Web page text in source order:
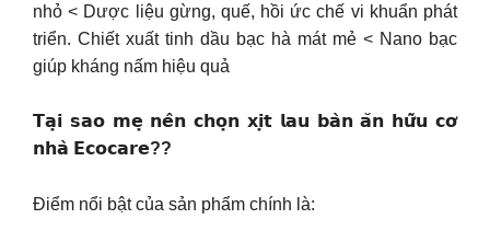
nhỏ < Dược liệu gừng, quế, hồi ức chế vi khuẩn phát
triển. Chiết xuất tinh dầu bạc hà mát mẻ < Nano bạc
giúp kháng nấm hiệu quả
𝗧𝗮̣𝗶 𝘀𝗮𝗼 𝗺𝗲̣ 𝗻𝗲̂𝗻 𝗰𝗵𝗼̣𝗻 𝘅𝗶̣𝘁 𝗹𝗮𝘂 𝗯𝗮̀𝗻 𝗮̆𝗻 𝗵𝘂̛̃𝘂 𝗰𝗼̛
𝗻𝗵𝗮̀ 𝗘𝗰𝗼𝗰𝗮𝗿𝗲??
Điểm nổi bật của sản phẩm chính là: